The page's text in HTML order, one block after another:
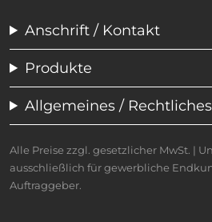
Anschrift / Kontakt
Produkte
Allgemeines / Rechtliches
Alle Preise zzgl. gesetzlicher MwSt. |
ausschließlich für gewerbliche
Auftraggeber.